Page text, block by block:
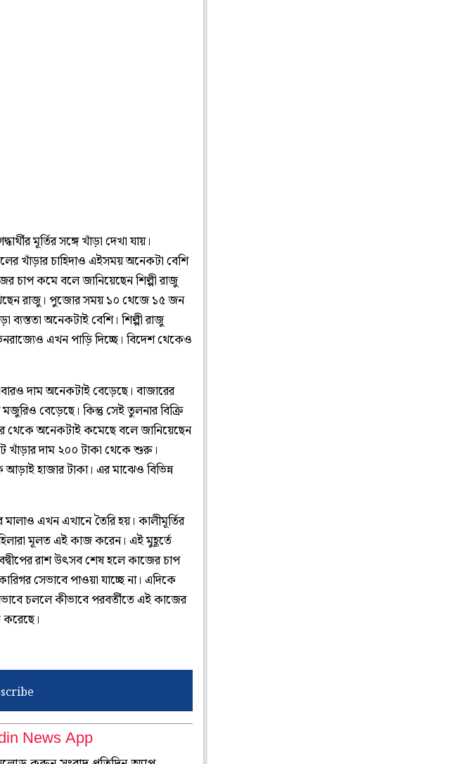
মূর্তির সঙ্গে খাঁড়া দেখা যায়।
খাঁড়ার চাহিদাও এইসময় অনেকটা বেশি
চাপ কমে বলে জানিয়েছেন শিল্পী রাজু
রাজু। পুজোর সময় ১০ থেজে ১৫ জন
ব্যস্ততা অনেকটাই বেশি। শিল্পী রাজু
এখন পাড়ি দিচ্ছে। বিদেশ থেকেও
দাম অনেকটাই বেড়েছে। বাজারের
বেড়েছে। কিন্তু সেই তুলনার বিক্রি
থেকে অনেকটাই কমেছে বলে জানিয়েছেন
খাঁড়ার দাম ২০০ টাকা থেকে শুরু।
হাজার টাকা। এর মাঝেও বিভিন্ন
এখন এখানে তৈরি হয়। কালীমূর্তির
মূলত এই কাজ করেন। এই মুহূর্তে
রাশ উৎসব শেষ হলে কাজের চাপ
সেভাবে পাওয়া যাচ্ছে না। এদিকে
চললে কীভাবে পরবর্তীতে এই কাজের
News App